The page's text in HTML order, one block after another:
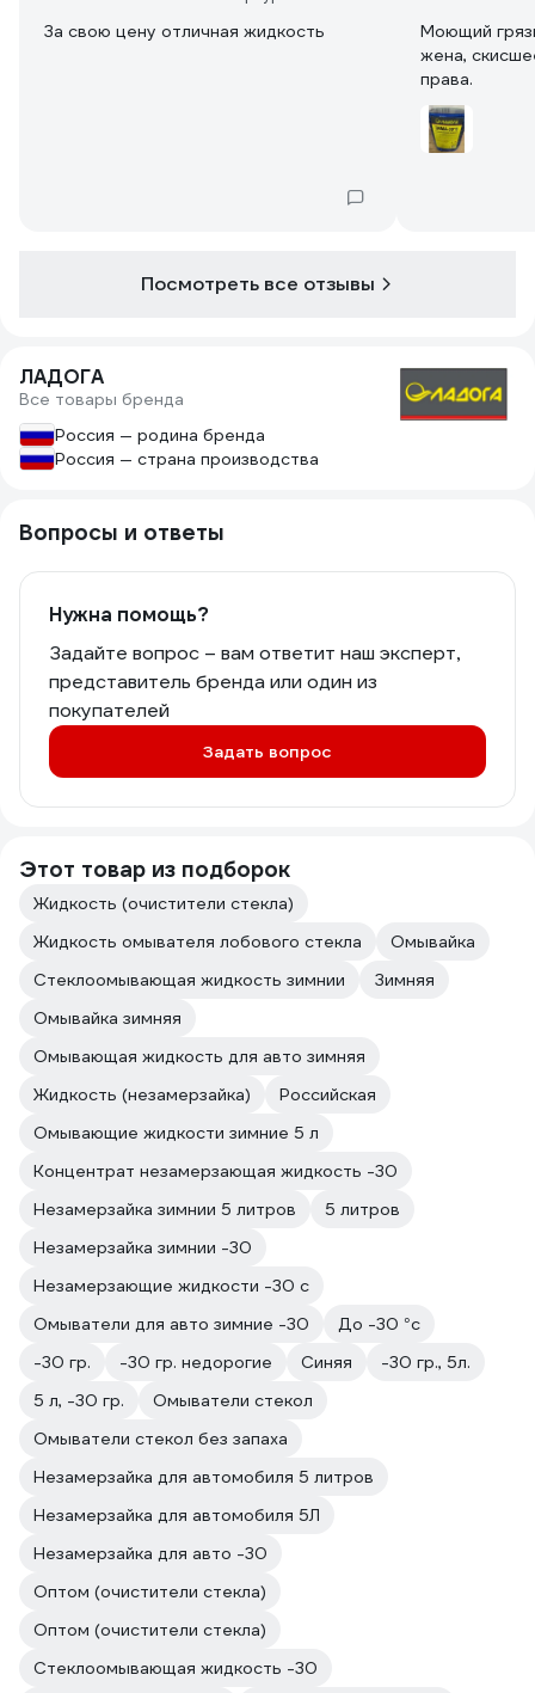
За свою цену отличная жидкость
Моющий
жена,
права.
Посмотреть все отзывы
ЛАДОГА
Все товары бренда
Россия — родина бренда
Россия — страна производства
Вопросы и ответы
Нужна помощь?
Задайте вопрос – вам ответит наш эксперт,
представитель бренда или один из
покупателей
Задать вопрос
Этот товар из подборок
Жидкость (очистители стекла)
Жидкость омывателя лобового стекла
Омывайка
Стеклоомывающая жидкость зимнии
Зимняя
Омывайка зимняя
Омывающая жидкость для авто зимняя
Жидкость (незамерзайка)
Российская
Омывающие жидкости зимние 5 л
Концентрат незамерзающая жидкость -30
Незамерзайка зимнии 5 литров
5 литров
Незамерзайка зимнии -30
Незамерзающие жидкости -30 с
Омыватели для авто зимние -30
До -30 °с
-30 гр.
-30 гр. недорогие Синяя
-30 гр., 5л.
5 л, -30 гр.
Омыватели стекол
Омыватели стекол без запаха
Незамерзайка для автомобиля 5 литров
Незамерзайка для автомобиля 5Л
Незамерзайка для авто -30
Оптом (очистители стекла)
Оптом (очистители стекла)
Стеклоомывающая жидкость -30